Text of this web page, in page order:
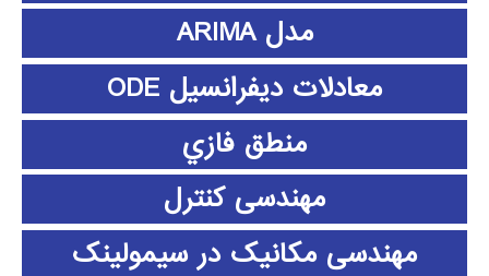
مدل ARIMA
معادلات دیفرانسیل ODE
منطق فازي
مهندسی کنترل
مهندسی مکانیک در سیمولینک